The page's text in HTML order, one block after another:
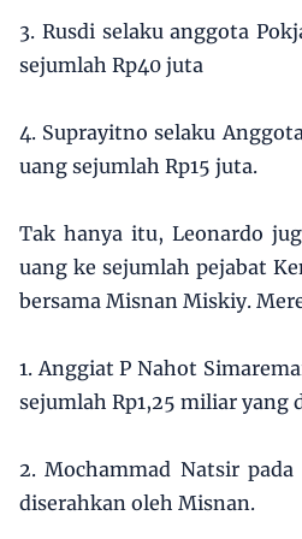
3. Rusdi selaku anggota
sejumlah Rp40 juta
4. Suprayitno selaku
uang sejumlah Rp15 juta.
Tak hanya itu, Leonardo
uang ke sejumlah pejabat
bersama Misnan Miskiy.
1. Anggiat P Nahot
sejumlah Rp1,25 miliar yang
2. Mochammad Natsir
diserahkan oleh Misnan.